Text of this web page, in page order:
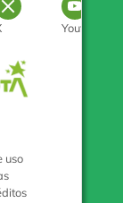
Logo TwitterYoutube
uso